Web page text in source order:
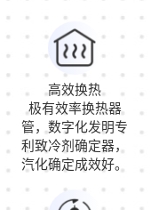
高效换热
极有效率换热器
管，数字化发明专
利致冷剂确定器，
汽化确定成效好。